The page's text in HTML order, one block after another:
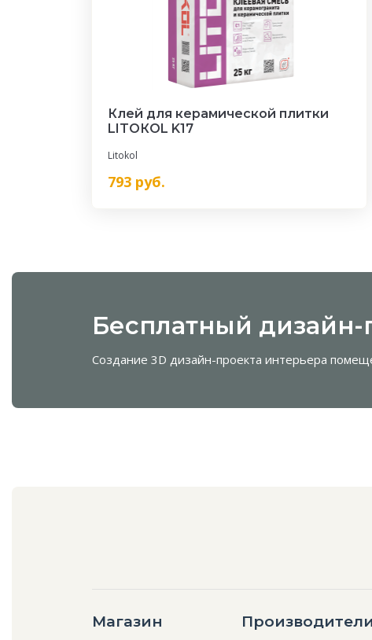
Клей для керамической плитки
LITOКOL K17
Litokol
793 руб.
Бесплатный дизайн-
Создание 3D дизайн-проекта интерьера
Магазин